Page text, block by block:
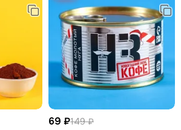
69 ₽149 ₽